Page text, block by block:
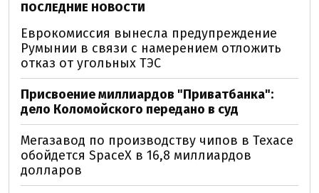
ПОСЛЕДНИЕ НОВОСТИ
Еврокомиссия вынесла предупреждение
Румынии в связи с намерением отложить
отказ от угольных ТЭС
Присвоение миллиардов "Приватбанка":
дело Коломойского передано в суд
Мегазавод по производству чипов в Техасе
обойдется SpaceX в 16,8 миллиардов
долларов